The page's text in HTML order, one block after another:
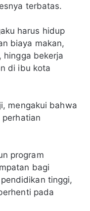
terbatas.
harus hidup
biaya makan,
hingga bekerja
di ibu kota
mengakui bahwa
program
bagi
tinggi,
pada